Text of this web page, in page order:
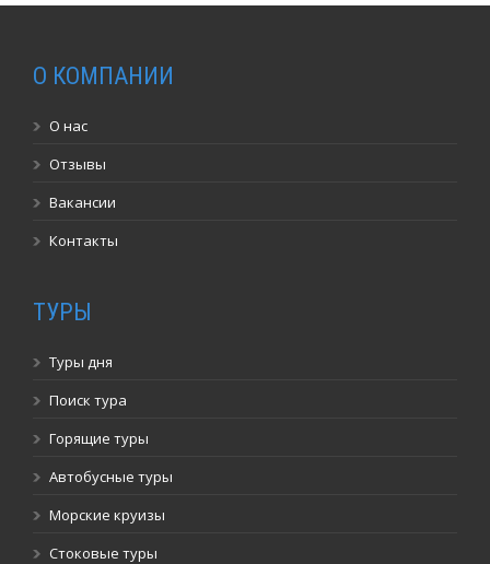
О КОМПАНИИ
О нас
Отзывы
Вакансии
Контакты
ТУРЫ
Туры дня
Поиск тура
Горящие туры
Автобусные туры
Морские круизы
Стоковые туры